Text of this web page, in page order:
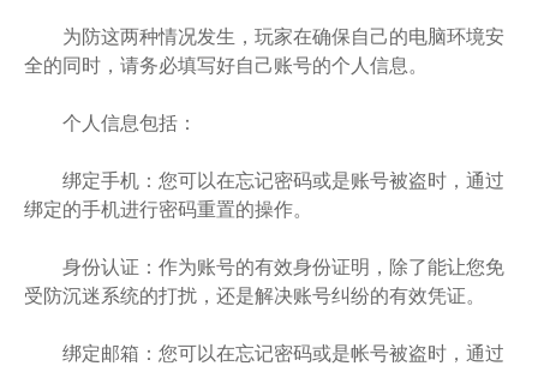
为防这两种情况发生，玩家在确保自己的电脑环境安
全的同时，请务必填写好自己账号的个人信息。
个人信息包括：
绑定手机：您可以在忘记密码或是账号被盗时，通过
绑定的手机进行密码重置的操作。
身份认证：作为账号的有效身份证明，除了能让您免
受防沉迷系统的打扰，还是解决账号纠纷的有效凭证。
绑定邮箱：您可以在忘记密码或是帐号被盗时，通过